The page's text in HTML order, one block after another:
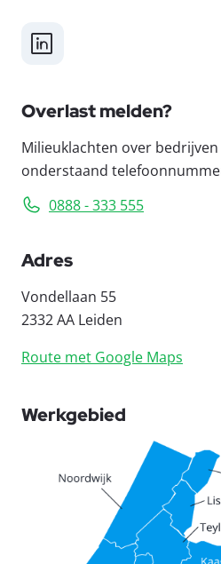
LinkedIn
Overlast melden?
Milieuklachten over
onderstaand
0888 - 333 555
Adres
Vondellaan 55
2332 AA Leiden
Route met Google Maps
Werkgebied